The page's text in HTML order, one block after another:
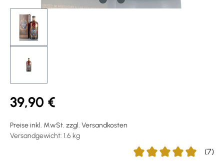
39,90 €
Preise inkl. MwSt. zzgl. Versandkosten
Versandgewicht: 1.6 kg
(7)